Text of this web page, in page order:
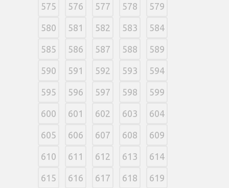
575 576 577 578 579
580 581 582 583 584
585 586 587 588 589
590 591 592 593 594
595 596 597 598 599
600 601 602 603 604
605 606 607 608 609
610 611 612 613 614
615 616 617 618 619